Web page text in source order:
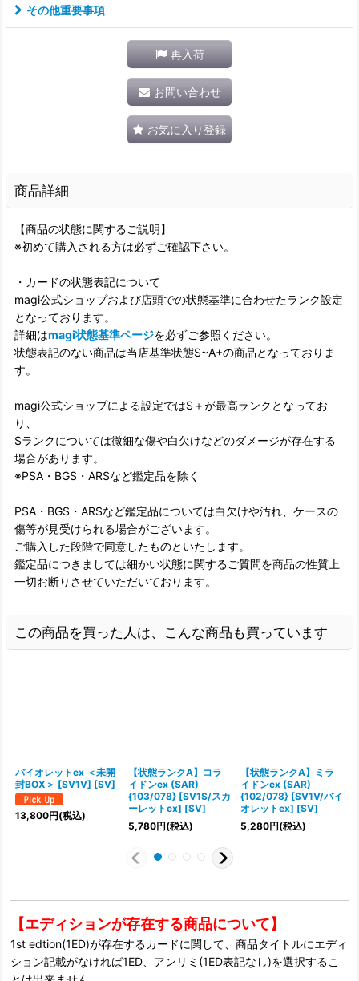
その他重要事項
再入荷
お問い合わせ
お気に入り登録
商品詳細
【商品の状態に関するご説明】
※初めて購入される方は必ずご確認下さい。
・カードの状態表記について
magi公式ショップおよび店頭での状態基準に合わせたランク設定
となっております。
詳細はmagi状態基準ページを必ずご参照ください。
状態表記のない商品は当店基準状態S~A+の商品となっておりま
す。
magi公式ショップによる設定ではS＋が最高ランクとなってお
り、
Sランクについては微細な傷や白欠けなどのダメージが存在する
場合があります。
※PSA・BGS・ARSなど鑑定品を除く
PSA・BGS・ARSなど鑑定品については白欠けや汚れ、ケースの
傷等が見受けられる場合がございます。
ご購入した段階で同意したものといたします。
鑑定品につきましては細かい状態に関するご質問を商品の性質上
一切お断りさせていただいております。
この商品を買った人は、こんな商品も買っています
バイオレットex ＜未開
封BOX＞ [SV1V] [SV]
13,800円(税込)
【状態ランクA】コラ
イドンex (SAR)
{103/078} [SV1S/スカ
ーレットex] [SV]
5,780円(税込)
【状態ランクA】ミラ
イドンex (SAR)
{102/078} [SV1V/バイ
オレットex] [SV]
5,280円(税込)
【エディションが存在する商品について】
1st edtion(1ED)が存在するカードに関して、商品タイトルにエディ
ション記載がなければ1ED、アンリミ(1ED表記なし)を選択するこ